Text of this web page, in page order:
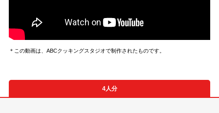
＊この動画は、ABCクッキングスタジオで制作されたものです。
4人分